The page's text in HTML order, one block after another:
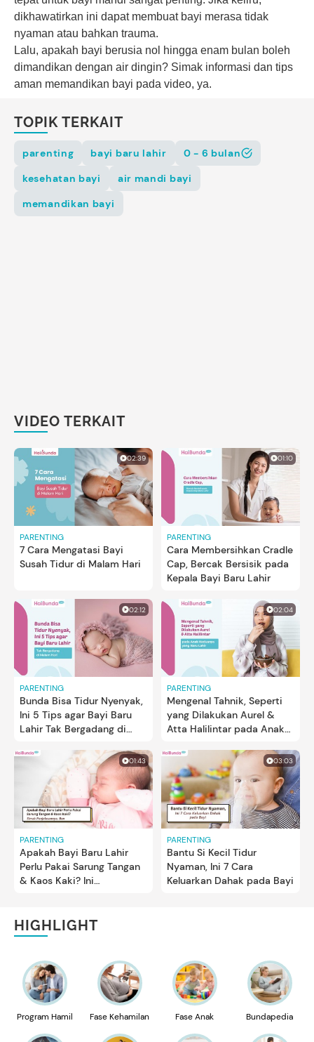
dikhawatirkan ini dapat membuat bayi merasa tidak
nyaman atau bahkan trauma.
Lalu, apakah bayi berusia nol hingga enam bulan boleh
dimandikan dengan air dingin? Simak informasi dan tips
aman memandikan bayi pada video, ya.
TOPIK TERKAIT
parenting bayi baru lahir
0 - 6 bulan
kesehatan bayi
air mandi bayi
memandikan bayi
VIDEO TERKAIT
02:39
PARENTING
7 Cara Mengatasi Bayi
Susah Tidur di Malam Hari
01:10
PARENTING
Cara Membersihkan Cradle
Cap, Bercak Bersisik pada
Kepala Bayi Baru Lahir
02:12
PARENTING
Bunda Bisa Tidur Nyenyak,
Ini 5 Tips agar Bayi Baru
Lahir Tak Bergadang di
02:04
PARENTING
Mengenal Tahnik, Seperti
yang Dilakukan Aurel &
Atta Halilintar pada Anak
01:43
PARENTING
Apakah Bayi Baru Lahir
Perlu Pakai Sarung Tangan
& Kaos Kaki? Ini
03:03
PARENTING
Bantu Si Kecil Tidur
Nyaman, Ini 7 Cara
Keluarkan Dahak pada Bayi
HIGHLIGHT
Program Hamil Fase Kehamilan Fase Anak Bundapedia